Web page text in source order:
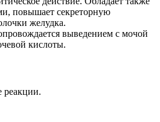
повышает секреторную
желудка.
выведением с мочой
кислоты.
реакции.